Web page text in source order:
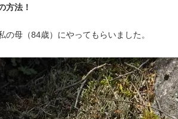
方法！
の母（84歳）にやってもらいました。